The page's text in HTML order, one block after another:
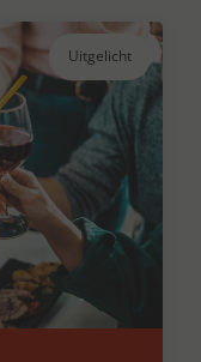
Uitgelicht